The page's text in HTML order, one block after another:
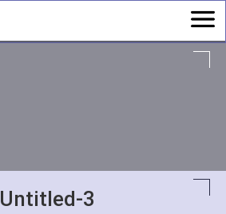
Untitled-3